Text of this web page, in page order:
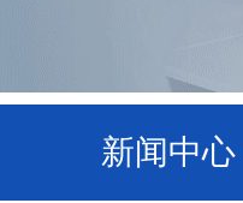
新闻中心